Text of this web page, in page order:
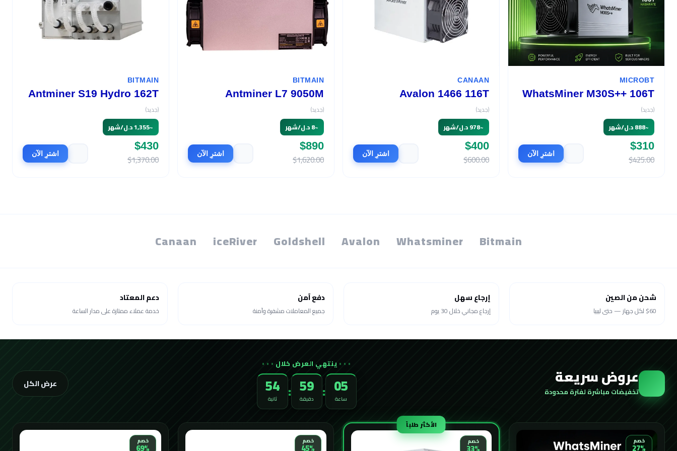
MICROBT
WhatsMiner M30S++ 106T
(جديد)
~888 د.ل/شهر
$310
$425.00 اشترِ الآن
CANAAN
Avalon 1466 116T
(جديد)
~978 د.ل/شهر
$400
$600.00 اشترِ الآن
BITMAIN
Antminer L7 9050M
(جديد)
~8 د.ل/شهر
$890
$1,620.00 اشترِ الآن
BITMAIN
Antminer S19 Hydro 162T
(جديد)
~1,355 د.ل/شهر
$430
$1,370.00 اشترِ الآن
Bitmain
Whatsminer
Avalon
Goldshell
iceRiver
Canaan
شحن من الصين
$60 لكل جهاز — حتى ليبيا
إرجاع سهل
إرجاع مجاني خلال 30 يوم
دفع آمن
جميع المعاملات مشفرة وآمنة
دعم المعتاد
خدمة عملاء ممتازة على مدار الساعة
عروض سريعة
تخفيضات مباشرة لفترة محدودة
ينتهي العرض خلال
05
ساعة :
59
دقيقة :
52
ثانية
عرض الكل
خصم
الأكثر طلباً
خصم خصم خصم